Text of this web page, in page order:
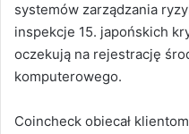
systemów zarządzania
inspekcje 15. japońskich
oczekują na rejestrację
komputerowego.
Coincheck obiecał